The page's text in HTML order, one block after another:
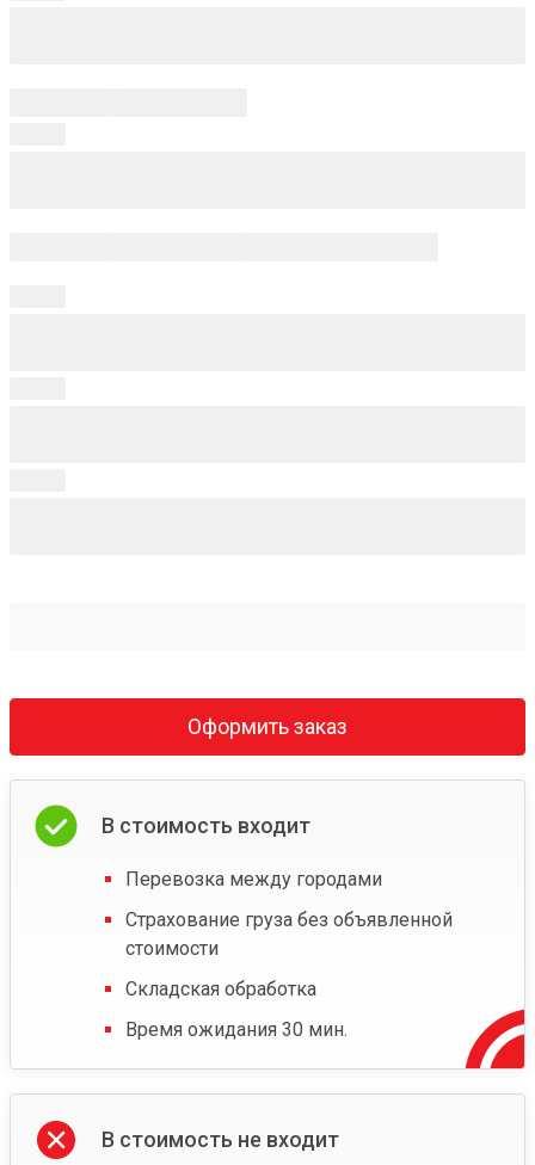
Оформить заказ
В стоимость входит
Перевозка между городами
Страхование груза без объявленной
стоимости
Складская обработка
Время ожидания 30 мин.
В стоимость не входит